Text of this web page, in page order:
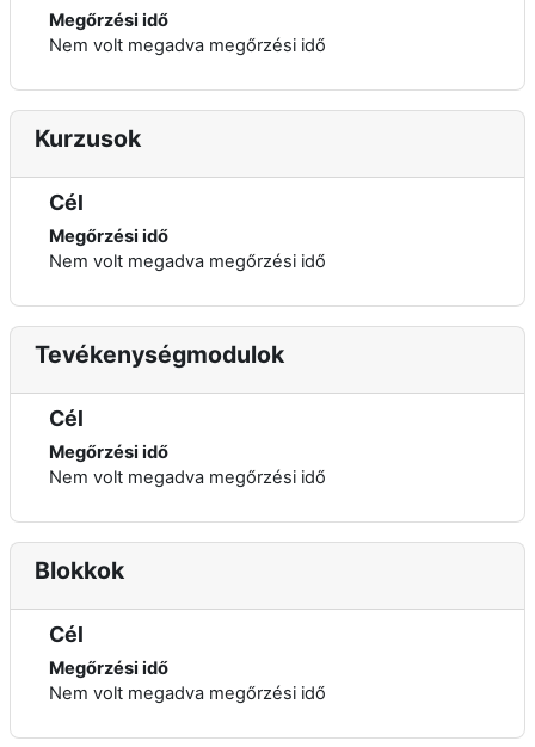
Megőrzési idő
Nem volt megadva megőrzési idő
Kurzusok
Cél
Megőrzési idő
Nem volt megadva megőrzési idő
Tevékenységmodulok
Cél
Megőrzési idő
Nem volt megadva megőrzési idő
Blokkok
Cél
Megőrzési idő
Nem volt megadva megőrzési idő